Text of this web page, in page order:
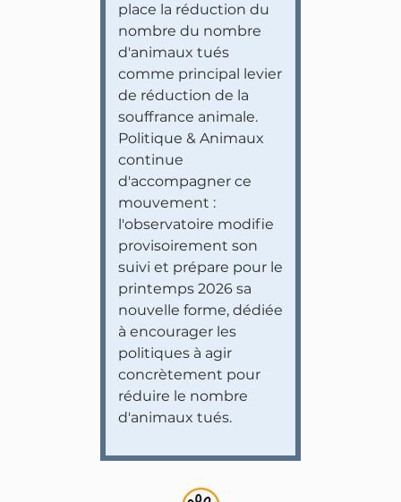
place la réduction du
nombre du nombre
d'animaux tués
comme principal levier
de réduction de la
souffrance animale.
Politique & Animaux
continue
d'accompagner ce
mouvement :
l'observatoire modifie
provisoirement son
suivi et prépare pour le
printemps 2026 sa
nouvelle forme, dédiée
à encourager les
politiques à agir
concrètement pour
réduire le nombre
d'animaux tués.